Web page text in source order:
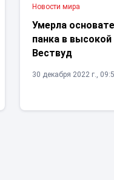
Новости мира
Умерла
панка в
Вествуд
30 декабря 2022 г.,